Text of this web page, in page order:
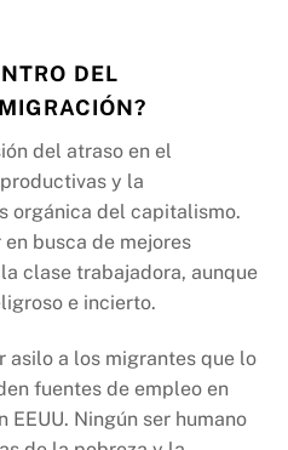
DEL
del atraso en el
y la
orgánica del capitalismo.
busca de mejores
clase trabajadora, aunque
e incierto.
asilo a los migrantes que lo
fuentes de empleo en
EEUU. Ningún ser humano